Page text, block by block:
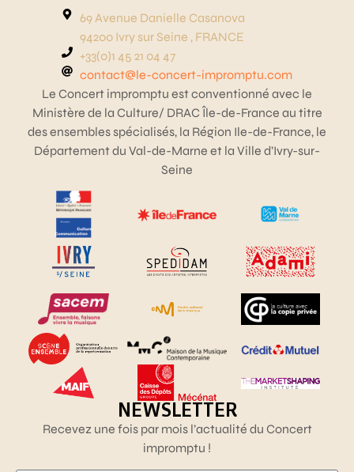
69 Avenue Danielle Casanova
94200 Ivry sur Seine , FRANCE
+33(0)1 45 21 04 47
contact@le-concert-impromptu.com
Le Concert impromptu est conventionné avec le
Ministère de la Culture/ DRAC Île-de-France au titre
des ensembles spécialisés, la Région Ile-de-France, le
Département du Val-de-Marne et la Ville d’Ivry-sur-
Seine
NEWSLETTER
Recevez une fois par mois l’actualité du Concert
impromptu !